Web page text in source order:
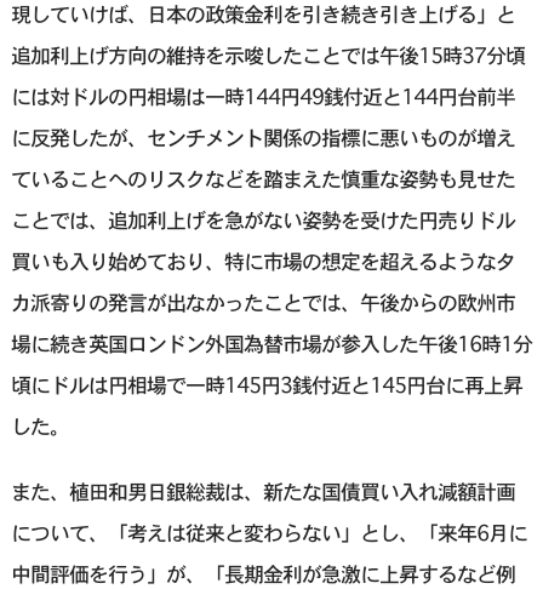
現していけば、日本の政策金利を引き続き引き上げる」と
追加利上げ方向の維持を示唆したことでは午後15時37分頃
には対ドルの円相場は一時144円49銭付近と144円台前半
に反発したが、センチメント関係の指標に悪いものが増え
ていることへのリスクなどを踏まえた慎重な姿勢も見せた
ことでは、追加利上げを急がない姿勢を受けた円売りドル
買いも入り始めており、特に市場の想定を超えるようなタ
カ派寄りの発言が出なかったことでは、午後からの欧州市
場に続き英国ロンドン外国為替市場が参入した午後16時1分
頃にドルは円相場で一時145円3銭付近と145円台に再上昇
した。
また、植田和男日銀総裁は、新たな国債買い入れ減額計画
について、「考えは従来と変わらない」とし、「来年6月に
中間評価を行う」が、「長期金利が急激に上昇するなど例